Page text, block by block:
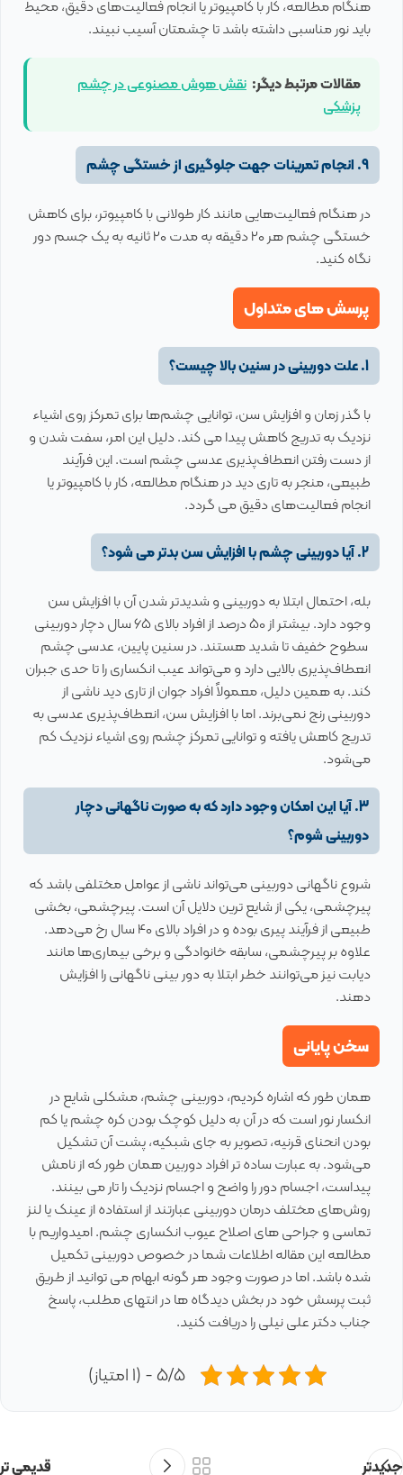
هنگام مطالعه، کار با کامپیوتر یا انجام فعالیت‌های دقیق، محیط
باید نور مناسبی داشته باشد تا چشمتان آسیب نبیند.
مقالات مرتبط دیگر: نقش هوش مصنوعی در چشم
پزشکی
9. انجام تمرینات جهت جلوگیری از خستگی چشم
در هنگام فعالیت‌هایی مانند کار طولانی با کامپیوتر، برای کاهش
خستگی چشم هر ۲۰ دقیقه به مدت ۲۰ ثانیه به یک جسم دور
نگاه کنید.
پرسش های متداول
1. علت دوربینی در سنین بالا چیست؟
با گذر زمان و افزایش سن، توانایی چشم‌ها برای تمرکز روی اشیاء
نزدیک به تدریج کاهش پیدا می کند. دلیل این امر، سفت شدن و
از دست رفتن انعطاف‌پذیری عدسی چشم است. این فرآیند
طبیعی، منجر به تاری دید در هنگام مطالعه، کار با کامپیوتر یا
انجام فعالیت‌های دقیق می گردد.
2. آیا دوربینی چشم با افزایش سن بدتر می شود؟
بله، احتمال ابتلا به دوربینی و شدیدتر شدن آن با افزایش سن
وجود دارد. بیشتر از 50 درصد از افراد بالای 65 سال دچار دوربینی
سطوح خفیف تا شدید هستند. در سنین پایین، عدسی چشم
انعطاف‌پذیری بالایی دارد و می‌تواند عیب انکساری را تا حدی جبران
کند. به همین دلیل، معمولاً افراد جوان از تاری دید ناشی از
دوربینی رنج نمی‌برند. اما با افزایش سن، انعطاف‌پذیری عدسی به
تدریج کاهش یافته و توانایی تمرکز چشم روی اشیاء نزدیک کم
می‌شود.
3. آیا این امکان وجود دارد که به صورت ناگهانی دچار
دوربینی شوم؟
شروع ناگهانی دوربینی می‌تواند ناشی از عوامل مختلفی باشد که
پیرچشمی، یکی از شایع ترین دلایل آن است. پیرچشمی، بخشی
طبیعی از فرآیند پیری بوده و در افراد بالای 40 سال رخ می‌دهد.
علاوه بر پیرچشمی، سابقه خانوادگی و برخی بیماری‌ها مانند
دیابت نیز می‌توانند خطر ابتلا به دور بینی ناگهانی را افزایش
دهند.
سخن پایانی
همان طور که اشاره کردیم، دوربینی چشم، مشکلی شایع در
انکسار نور است که در آن به دلیل کوچک بودن کره چشم یا کم
بودن انحنای قرنیه، تصویر به جای شبکیه، پشت آن تشکیل
می‌شود. به عبارت ساده تر افراد دوربین همان طور که از نامش
پیداست، اجسام دور را واضح و اجسام نزدیک را تار می بینند.
روش‌های مختلف درمان دوربینی عبارتند از استفاده از عینک یا لنز
تماسی و جراحی های اصلاح عیوب انکساری چشم. امیدواریم با
مطالعه این مقاله اطلاعات شما در خصوص دوربینی تکمیل
شده باشد. اما در صورت وجود هر گونه ابهام می توانید از طریق
ثبت پرسش خود در بخش دیدگاه ها در انتهای مطلب، پاسخ
جناب دکتر علی نیلی را دریافت کنید.
5/5 - (1 امتیاز)
جدیدتر قدیمی تر